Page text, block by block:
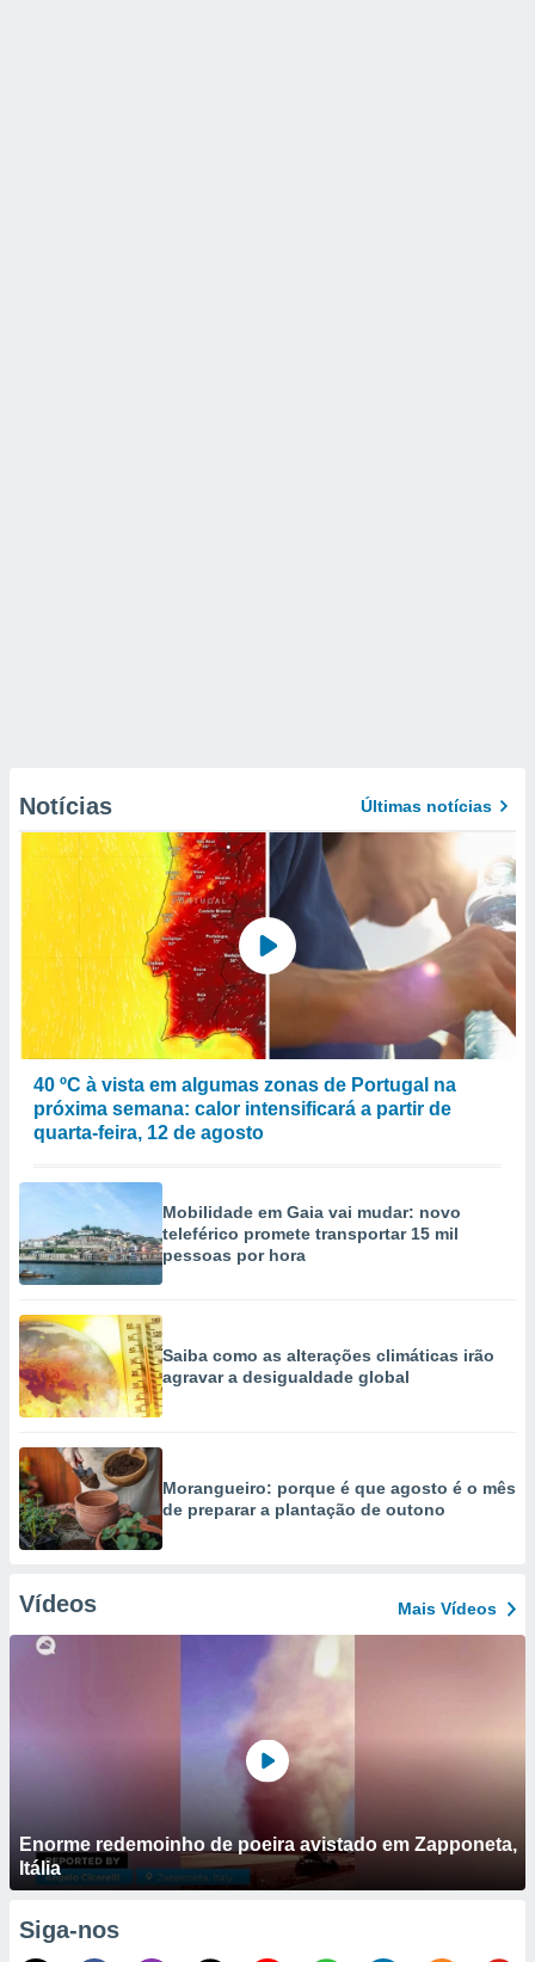
Notícias Últimas notícias
40 ºC à vista em algumas zonas de Portugal na
próxima semana: calor intensificará a partir de
quarta-feira, 12 de agosto
Mobilidade em Gaia vai mudar: novo
teleférico promete transportar 15 mil
pessoas por hora
Saiba como as alterações climáticas irão
agravar a desigualdade global
Morangueiro: porque é que agosto é o mês
de preparar a plantação de outono
Vídeos Mais Vídeos
Enorme redemoinho de poeira avistado em Zapponeta,
Itália
Siga-nos